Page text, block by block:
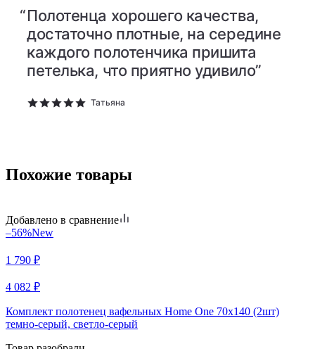
“Полотенца хорошего качества,
достаточно плотные, на середине
каждого полотенчика пришита
петелька, что приятно удивило”
Татьяна
Похожие товары
Добавлено в сравнение
–56%New
1 790 ₽
4 082 ₽
Комплект полотенец вафельных Home One 70х140 (2шт)
темно-серый, светло-серый